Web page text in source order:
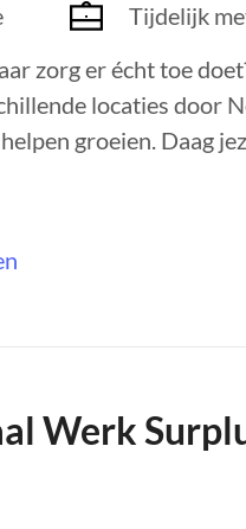
Tijdelijk
zorg er écht toe
locaties door
groeien. Daag
Werk